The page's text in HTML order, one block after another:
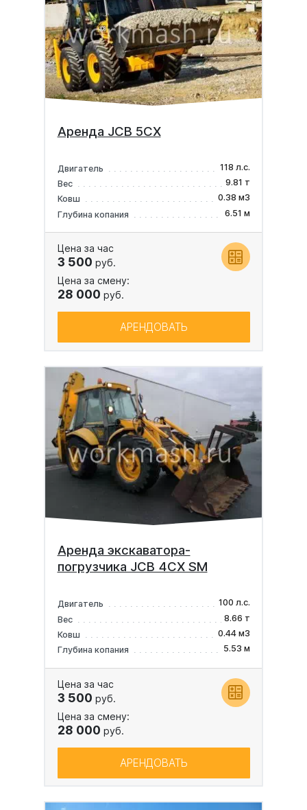
Аренда JCB 5CX
Двигатель
118 л.с.
Вес
9.81 т
Ковш
0.38 м3
Глубина копания
6.51 м
Цена за час
3 500 руб.
Цена за смену:
28 000 руб.
АРЕНДОВАТЬ
Аренда экскаватора-
погрузчика JCB 4CX SM
Двигатель
100 л.с.
Вес
8.66 т
Ковш
0.44 м3
Глубина копания
5.53 м
Цена за час
3 500 руб.
Цена за смену:
28 000 руб.
АРЕНДОВАТЬ